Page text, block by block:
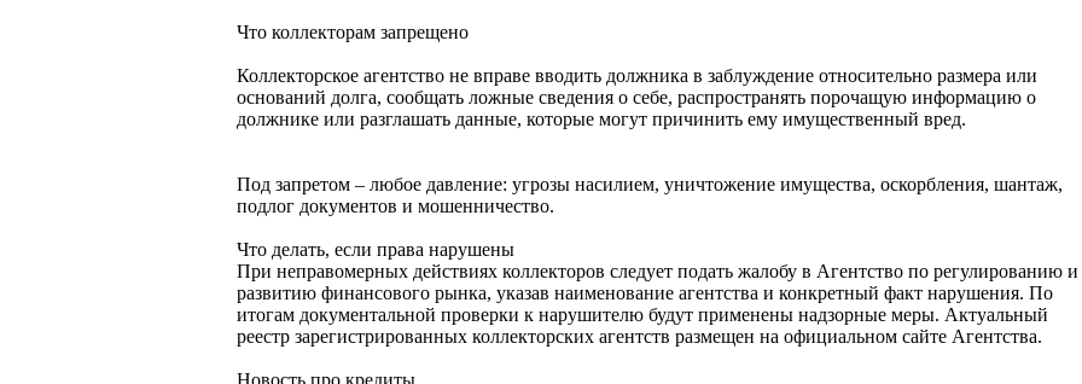
Что коллекторам запрещено
Коллекторское агентство не вправе вводить должника в заблуждение относительно размера или
оснований долга, сообщать ложные сведения о себе, распространять порочащую информацию о
должнике или разглашать данные, которые могут причинить ему имущественный вред.
Под запретом – любое давление: угрозы насилием, уничтожение имущества, оскорбления, шантаж,
подлог документов и мошенничество.
Что делать, если права нарушены
При неправомерных действиях коллекторов следует подать жалобу в Агентство по регулированию и
развитию финансового рынка, указав наименование агентства и конкретный факт нарушения. По
итогам документальной проверки к нарушителю будут применены надзорные меры. Актуальный
реестр зарегистрированных коллекторских агентств размещен на официальном сайте Агентства.
Новость про кредиты